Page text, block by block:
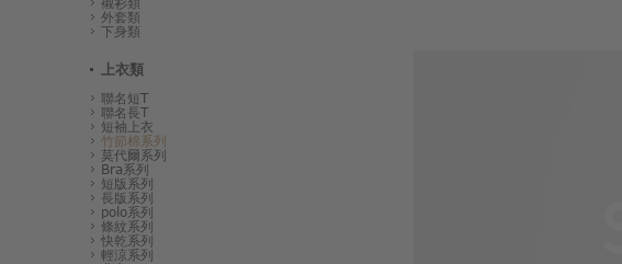
外套類
下身類
上衣類
聯名短T
聯名長T
短袖上衣
竹節棉系列
莫代爾系列
Bra系列
短版系列
長版系列
polo系列
條紋系列
快乾系列
輕涼系列